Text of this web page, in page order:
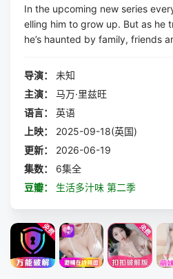
In the upcoming new series
elling him to grow up. But as he
he’s haunted by family, friends
导演：
未知
主演：
马万·里兹旺
语言：
英语
上映：
2025-09-18(英国)
更新：
2026-06-19
集数：
6集全
豆瓣：
生活多汁味 第二季